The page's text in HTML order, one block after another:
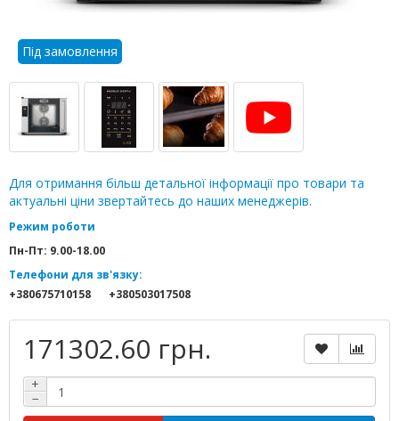
Під замовлення
Для отримання більш детальної інформації про товари та
актуальні ціни звертайтесь до наших менеджерів.
Режим роботи
Пн-Пт: 9.00-18.00
Телефони для зв'язку:
+380675710158
+380503017508
171302.60 грн.
+
−